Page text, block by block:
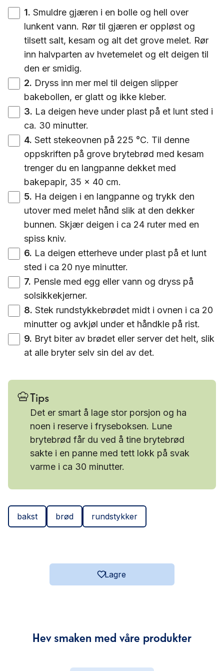
1. Smuldre gjæren i en bolle og hell over
lunkent vann. Rør til gjæren er oppløst og
tilsett salt, kesam og alt det grove melet. Rør
inn halvparten av hvetemelet og elt deigen til
den er smidig.
2. Dryss inn mer mel til deigen slipper
bakebollen, er glatt og ikke kleber.
3. La deigen heve under plast på et lunt sted i
ca. 30 minutter.
4. Sett stekeovnen på 225 °C. Til denne
oppskriften på grove brytebrød med kesam
trenger du en langpanne dekket med
bakepapir, 35 x 40 cm.
5. Ha deigen i en langpanne og trykk den
utover med melet hånd slik at den dekker
bunnen. Skjær deigen i ca 24 ruter med en
spiss kniv.
6. La deigen etterheve under plast på et lunt
sted i ca 20 nye minutter.
7. Pensle med egg eller vann og dryss på
solsikkekjerner.
8. Stek rundstykkebrødet midt i ovnen i ca 20
minutter og avkjøl under et håndkle på rist.
9. Bryt biter av brødet eller server det helt, slik
at alle bryter selv sin del av det.
Tips
Det er smart å lage stor porsjon og ha
noen i reserve i fryseboksen. Lune
brytebrød får du ved å tine brytebrød
sakte i en panne med tett lokk på svak
varme i ca 30 minutter.
bakst brød rundstykker
Lagre
Hev smaken med våre produkter